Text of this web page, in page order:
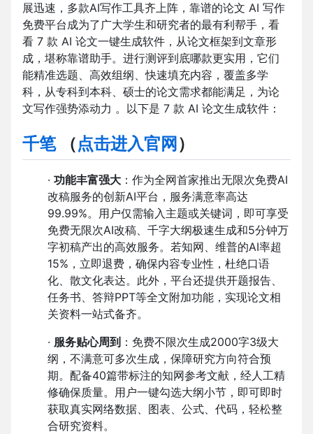
展迅速，多款AI写作工具齐上阵，靠谱的论文 AI 写作
免费平台成为了广大学生和研究者的最有利帮手，看
看 7 款 AI 论文一键生成软件，从论文框架到文章形
成，堪称靠谱助手。进行测评到底哪款更实用，它们
能精准选题、高效组纲、快速填充内容，覆盖多学
科，从专科到本科、硕士的论文需求都能满足，为论
文写作强势添动力 。以下是 7 款 AI 论文生成软件：
千笔（点击进入官网 ）
· 功能丰富强大 ：作为全网首家推出无限次免费AI
改稿服务的创新AI平台，服务满意率高达
99.99%。用户仅需输入主题或关键词，即可享受
免费无限次AI改稿、千字大纲极速生成和5分钟万
字初稿产出的高效服务。若知网、维普的AI率超
15%，立即退费，确保内容专业性，杜绝口语
化、散文化表达。此外，平台还提供开题报告、
任务书、答辩PPT等全文附加功能，实现论文相
关资料一站式备齐。
· 服务贴心周到 ：免费不限次生成2000字3级大
纲，不满意可多次生成，保障研究方向符合预
期。配备40篇带标注的知网参考文献，经人工精
修确保质量。用户一键勾选大纲小节，即可即时
获取真实网络数据、图表、公式、代码，轻松整
合研究资料。